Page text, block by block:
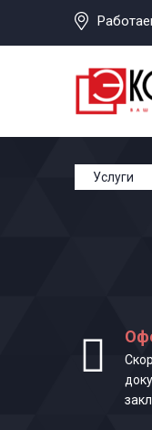
Услуги